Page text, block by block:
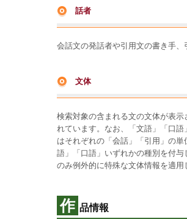
話者
会話文の発話者や引用文の書き手
文体
検索対象の含まれる文の文体が表
れています。なお、「文語」「口
はそれぞれの「会話」「引用」の
語」「口語」いずれかの種別を付
のみ例外的に特殊な文体情報を適
作 品情報